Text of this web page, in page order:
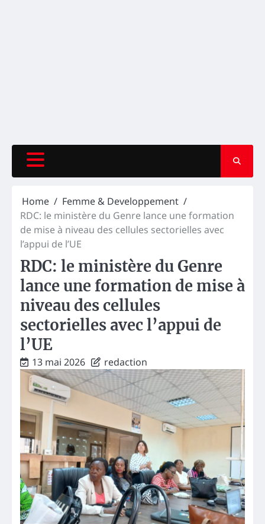
Home
Femme & Developpement
RDC: le ministère du Genre lance une formation
de mise à niveau des cellules sectorielles avec
l’appui de l’UE
RDC: le ministère du Genre
lance une formation de mise à
niveau des cellules
sectorielles avec l’appui de
l’UE
13 mai 2026 redaction